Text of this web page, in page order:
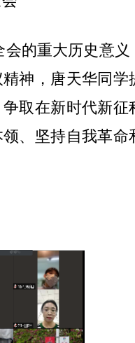
的重大历史意义
神，唐天华同学
取在新时代新征
、坚持自我革命